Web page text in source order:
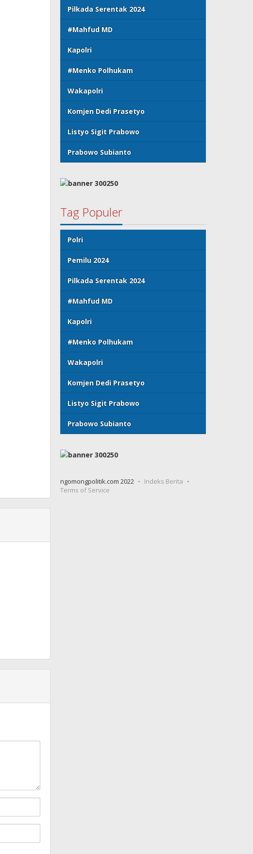
Pilkada Serentak 2024
#Mahfud MD
Kapolri
#Menko Polhukam
Wakapolri
Komjen Dedi Prasetyo
Listyo Sigit Prabowo
Prabowo Subianto
Tag Populer
Polri
Pemilu 2024
Pilkada Serentak 2024
#Mahfud MD
Kapolri
#Menko Polhukam
Wakapolri
Komjen Dedi Prasetyo
Listyo Sigit Prabowo
Prabowo Subianto
ngomongpolitik.com 2022
Indeks Berita
Terms of Service